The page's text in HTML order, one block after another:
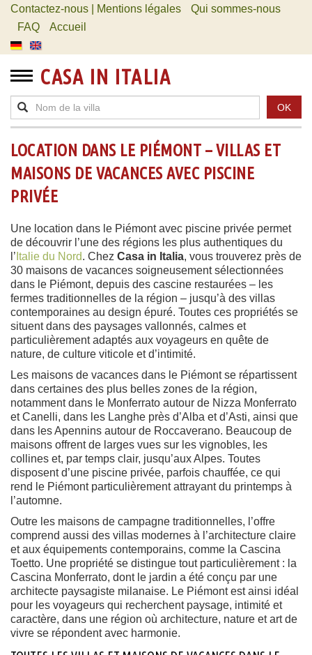
Contactez-nous | Mentions légales
Qui sommes-nous
FAQ
Accueil
CASA IN ITALIA
OK
LOCATION DANS LE PIÉMONT – VILLAS ET
MAISONS DE VACANCES AVEC PISCINE
PRIVÉE
Une location dans le Piémont avec piscine privée permet
de découvrir l’une des régions les plus authentiques du
l’ Italie du Nord. Chez Casa in Italia, vous trouverez près de
30 maisons de vacances soigneusement sélectionnées
dans le Piémont, depuis des cascine restaurées – les
fermes traditionnelles de la région – jusqu’à des villas
contemporaines au design épuré. Toutes ces propriétés se
situent dans des paysages vallonnés, calmes et
particulièrement adaptés aux voyageurs en quête de
nature, de culture viticole et d’intimité.
Les maisons de vacances dans le Piémont se répartissent
dans certaines des plus belles zones de la région,
notamment dans le Monferrato autour de Nizza Monferrato
et Canelli, dans les Langhe près d’Alba et d’Asti, ainsi que
dans les Apennins autour de Roccaverano. Beaucoup de
maisons offrent de larges vues sur les vignobles, les
collines et, par temps clair, jusqu’aux Alpes. Toutes
disposent d’une piscine privée, parfois chauffée, ce qui
rend le Piémont particulièrement attrayant du printemps à
l’automne.
Outre les maisons de campagne traditionnelles, l’offre
comprend aussi des villas modernes à l’architecture claire
et aux équipements contemporains, comme la Cascina
Toetto. Une propriété se distingue tout particulièrement : la
Cascina Monferrato, dont le jardin a été conçu par une
architecte paysagiste milanaise. Le Piémont est ainsi idéal
pour les voyageurs qui recherchent paysage, intimité et
caractère, dans une région où architecture, nature et art de
vivre se répondent avec harmonie.